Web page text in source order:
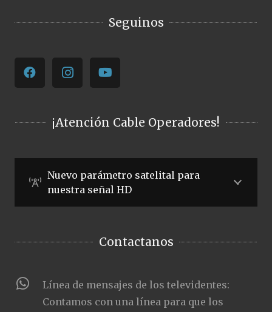
Seguinos
¡Atención Cable Operadores!
Nuevo parámetro satelital para
nuestra señal HD
Contactanos
Línea de mensajes de los televidentes:
Contamos con una línea para que los